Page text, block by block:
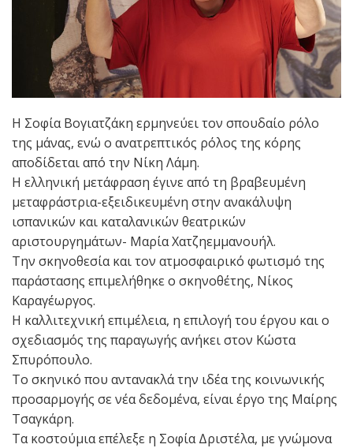
Η Σοφία Βογιατζάκη ερμηνεύει τον σπουδαίο ρόλο
της μάνας, ενώ ο ανατρεπτικός ρόλος της κόρης
αποδίδεται από την Νίκη Λάμη.
Η ελληνική μετάφραση έγινε από τη βραβευμένη
μεταφράστρια-εξειδικευμένη στην ανακάλυψη
ισπανικών και καταλανικών θεατρικών
αριστουργημάτων- Μαρία Χατζηεμμανουήλ.
Την σκηνοθεσία και τον ατμοσφαιρικό φωτισμό της
παράστασης επιμελήθηκε ο σκηνοθέτης, Νίκος
Καραγέωργος.
Η καλλιτεχνική επιμέλεια, η επιλογή του έργου και ο
σχεδιασμός της παραγωγής ανήκει στον Κώστα
Σπυρόπουλο.
Το σκηνικό που αντανακλά την ιδέα της κοινωνικής
προσαρμογής σε νέα δεδομένα, είναι έργο της Μαίρης
Τσαγκάρη.
Τα κοστούμια επέλεξε η Σοφία Δριστέλα, με γνώμονα